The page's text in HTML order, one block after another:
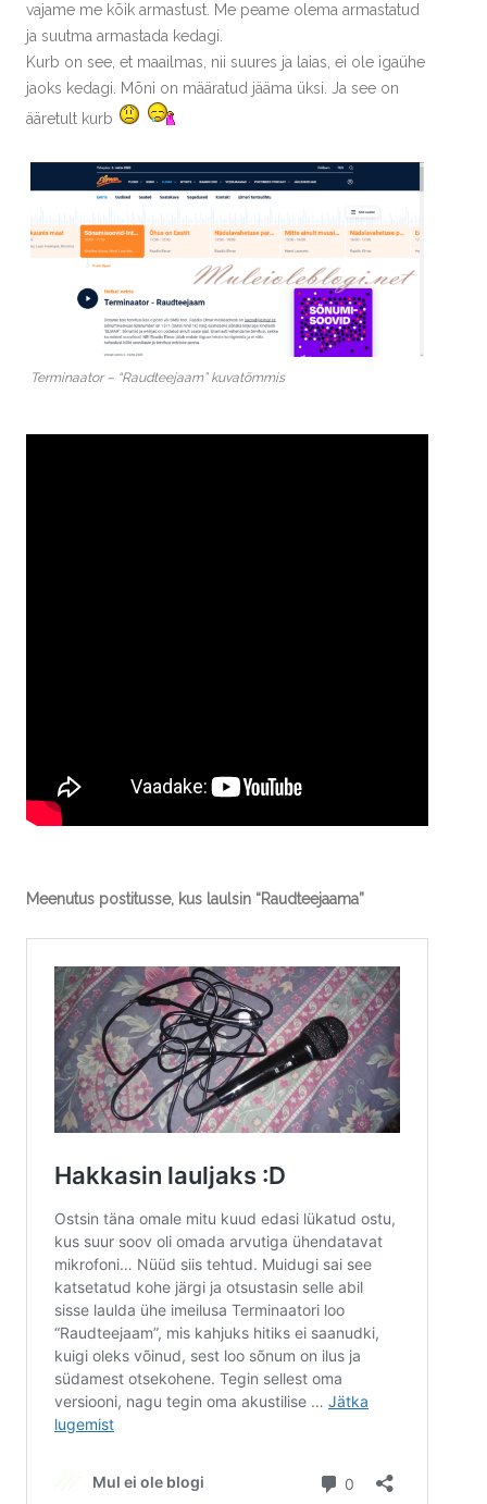
vajame me kõik armastust. Me peame olema armastatud
ja suutma armastada kedagi.
Kurb on see, et maailmas, nii suures ja laias, ei ole igaühe
jaoks kedagi. Mõni on määratud jääma üksi. Ja see on
ääretult kurb
Terminaator – “Raudteejaam” kuvatõmmis
Meenutus postitusse, kus laulsin “Raudteejaama”